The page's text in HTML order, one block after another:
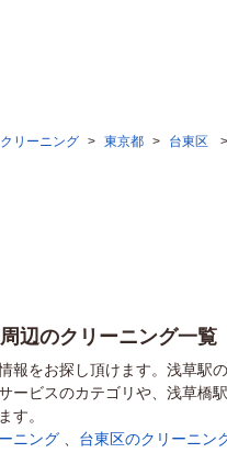
クリーニング > 東京都 > 台東区 >
辺のクリーニング一覧
報をお探し頂けます。浅草駅
ービスのカテゴリや、浅草橋
す。
ニング 台東区のクリーニン